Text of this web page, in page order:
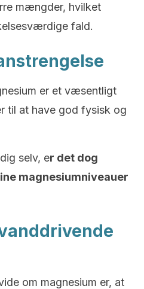
mængder, hvilket
fald.
er et væsentligt
til at have god fysisk og
selv, er det dog
magnesiumniveauer
om magnesium er, at